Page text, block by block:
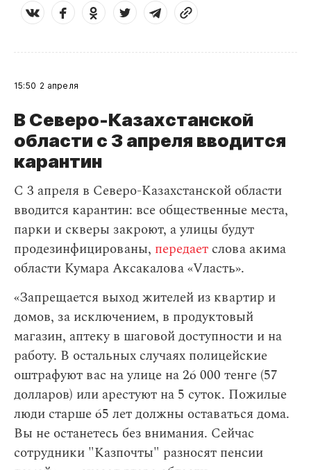
15:50 2 апреля
В Северо-Казахстанской
области с 3 апреля вводится
карантин
С 3 апреля в Северо-Казахстанской области
вводится карантин: все общественные места,
парки и скверы закроют, а улицы будут
продезинфицированы, передает слова акима
области Кумара Аксакалова «Vласть».
«Запрещается выход жителей из квартир и
домов, за исключением, в продуктовый
магазин, аптеку в шаговой доступности и на
работу. В остальных случаях полицейские
оштрафуют вас на улице на 26 000 тенге (57
долларов) или арестуют на 5 суток. Пожилые
люди старше 65 лет должны оставаться дома.
Вы не останетесь без внимания. Сейчас
сотрудники "Казпочты" разносят пенсии